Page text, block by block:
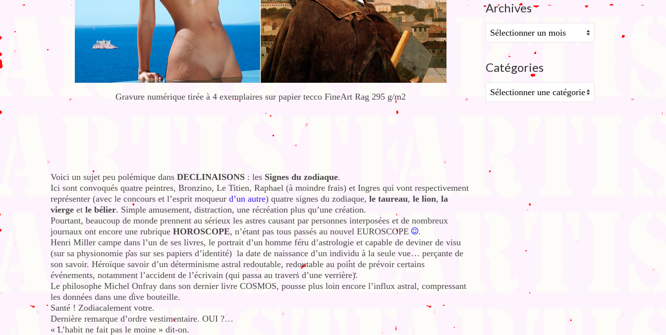
Gravure numérique tirée à 4 exemplaires sur papier tecco FineArt Rag 295 g/m2
Voici un sujet peu polémique dans DECLINAISONS : les Signes du zodiaque.
Ici sont convoqués quatre peintres, Bronzino, Le Titien, Raphael (à moindre frais) et Ingres qui vont respectivement
représenter (avec le concours et l’esprit moqueur d’un autre) quatre signes du zodiaque, le taureau, le lion, la
vierge et le bélier. Simple amusement, distraction, une récréation plus qu’une création.
Pourtant, beaucoup de monde prennent au sérieux les astres causant par personnes interposées et de nombreux
journaux ont encore une rubrique HOROSCOPE, n’étant pas tous passés au nouvel EUROSCOPE
.
Henri Miller campe dans l’un de ses livres, le portrait d’un homme féru d’astrologie et capable de deviner de visu
(sur sa physionomie pas sur ses papiers d’identité) la date de naissance d’un individu à la seule vue… perçante de
son savoir. Héroïque savoir d’un déterminisme astral redoutable, redoutable au point de prévoir certains
événements, notamment l’accident de l’écrivain (qui passa au travers d’une verrière).
Le philosophe Michel Onfray dans son dernier livre COSMOS, pousse plus loin encore l’influx astral, compressant
les données dans une dive bouteille.
Santé ! Zodiacalement votre.
Dernière remarque d’ordre vestimentaire. OUI ?…
« L’habit ne fait pas le moine » dit-on.
Archives
Archives
Catégories
Catégories